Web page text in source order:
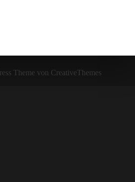
Theme von CreativeThemes